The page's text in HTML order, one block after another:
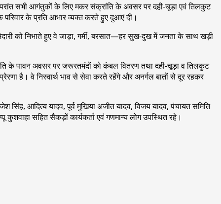
सभी आगंतुकों के लिए मकर संक्रांति के अवसर पर दही-चूड़ा एवं तिलकुट
के प्रति आभार व्यक्त करते हुए दुआएं दीं।
को निभाते हुए वे जाड़ा, गर्मी, बरसात—हर सुख-दुख में जनता के साथ खड़ी
के पावन अवसर पर जरूरतमंदों को कंबल वितरण तथा दही-चूड़ा व तिलकुट
है। वे निस्वार्थ भाव से सेवा करते रहेंगे और अनर्गल बातों से दूर रहकर
आदित्य यादव, पूर्व मुखिया अजीत यादव, विजय यादव, पंचायत समिति
सहित सैकड़ों कार्यकर्ता एवं गणमान्य लोग उपस्थित रहे।